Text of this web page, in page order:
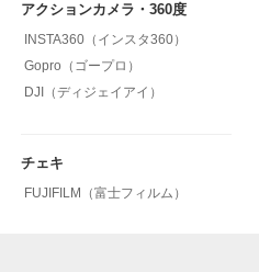
アクションカメラ・360度
INSTA360（インスタ360）
Gopro（ゴープロ）
DJI（ディジェイアイ）
チェキ
FUJIFILM（富士フィルム）